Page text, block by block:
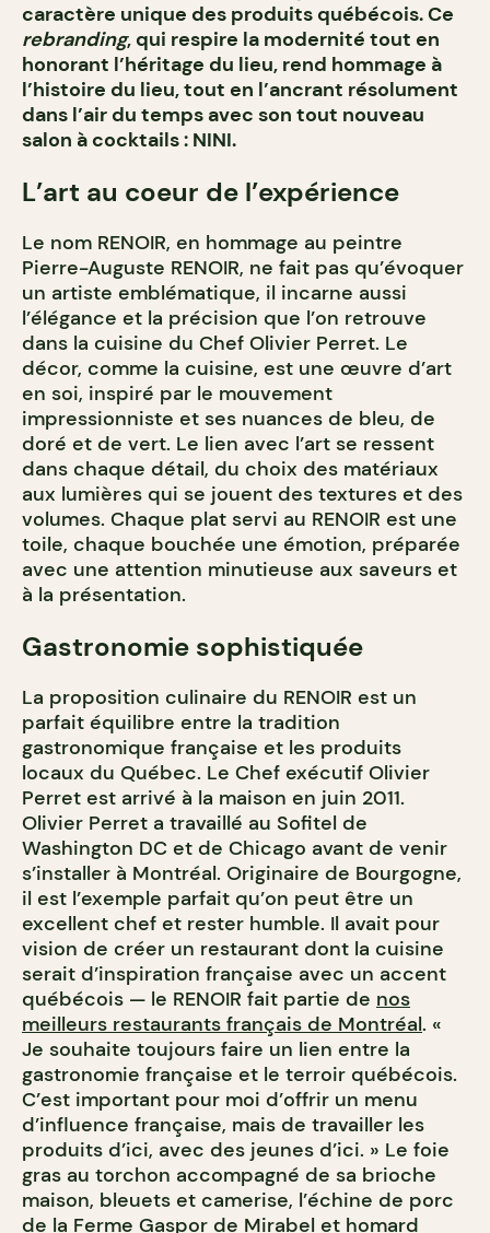
caractère unique des produits québécois. Ce
rebranding, qui respire la modernité tout en
honorant l’héritage du lieu, rend hommage à
l’histoire du lieu, tout en l’ancrant résolument
dans l’air du temps avec son tout nouveau
salon à cocktails : NINI.
L’art au coeur de l’expérience
Le nom RENOIR, en hommage au peintre
Pierre-Auguste RENOIR, ne fait pas qu’évoquer
un artiste emblématique, il incarne aussi
l’élégance et la précision que l’on retrouve
dans la cuisine du Chef Olivier Perret. Le
décor, comme la cuisine, est une œuvre d’art
en soi, inspiré par le mouvement
impressionniste et ses nuances de bleu, de
doré et de vert. Le lien avec l’art se ressent
dans chaque détail, du choix des matériaux
aux lumières qui se jouent des textures et des
volumes. Chaque plat servi au RENOIR est une
toile, chaque bouchée une émotion, préparée
avec une attention minutieuse aux saveurs et
à la présentation.
Gastronomie sophistiquée
La proposition culinaire du RENOIR est un
parfait équilibre entre la tradition
gastronomique française et les produits
locaux du Québec. Le Chef exécutif Olivier
Perret est arrivé à la maison en juin 2011.
Olivier Perret a travaillé au Sofitel de
Washington DC et de Chicago avant de venir
s’installer à Montréal. Originaire de Bourgogne,
il est l’exemple parfait qu’on peut être un
excellent chef et rester humble. Il avait pour
vision de créer un restaurant dont la cuisine
serait d’inspiration française avec un accent
québécois — le RENOIR fait partie de nos
meilleurs restaurants français de Montréal. «
Je souhaite toujours faire un lien entre la
gastronomie française et le terroir québécois.
C’est important pour moi d’offrir un menu
d’influence française, mais de travailler les
produits d’ici, avec des jeunes d’ici. » Le foie
gras au torchon accompagné de sa brioche
maison, bleuets et camerise, l’échine de porc
de la Ferme Gaspor de Mirabel et homard